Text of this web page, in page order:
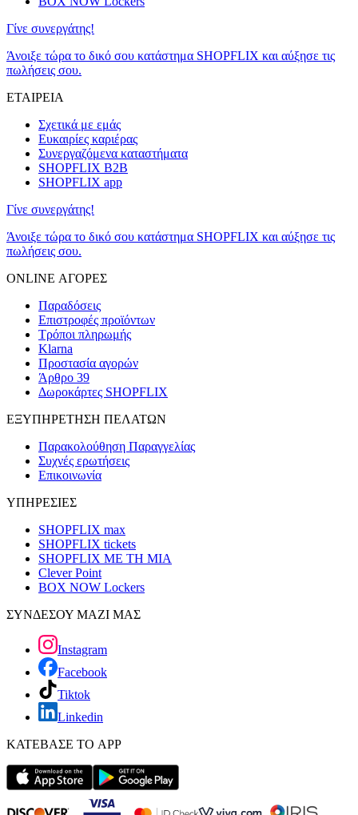
Γίνε συνεργάτης!
Άνοιξε τώρα το δικό σου κατάστημα SHOPFLIX και αύξησε τις
πωλήσεις σου.
ΕΤΑΙΡΕΙΑ
Σχετικά με εμάς
Ευκαιρίες καριέρας
Συνεργαζόμενα καταστήματα
SHOPFLIX B2B
SHOPFLIX app
Γίνε συνεργάτης!
Άνοιξε τώρα το δικό σου κατάστημα SHOPFLIX και αύξησε τις
πωλήσεις σου.
ONLINE ΑΓΟΡΕΣ
Παραδόσεις
Επιστροφές προϊόντων
Τρόποι πληρωμής
Klarna
Προστασία αγορών
Άρθρο 39
Δωροκάρτες SHOPFLIX
ΕΞΥΠΗΡΕΤΗΣΗ ΠΕΛΑΤΩΝ
Παρακολούθηση Παραγγελίας
Συχνές ερωτήσεις
Επικοινωνία
ΥΠΗΡΕΣΙΕΣ
SHOPFLIX max
SHOPFLIX tickets
SHOPFLIX ΜΕ ΤΗ ΜΙΑ
Clever Point
BOX NOW Lockers
ΣΥΝΔΕΣΟΥ ΜΑΖΙ ΜΑΣ
Instagram
Facebook
Tiktok
Linkedin
ΚΑΤΕΒΑΣΕ ΤΟ APP